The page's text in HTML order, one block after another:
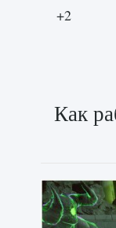
+2
Как